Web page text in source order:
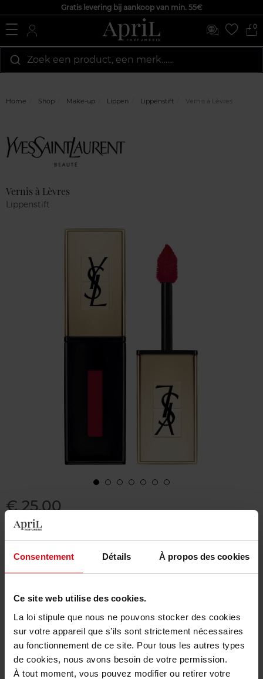
Consentement Détails À propos des cookies
Ce site web utilise des cookies.
La loi stipule que nous ne pouvons stocker des cookies
sur votre appareil que s’ils sont strictement nécessaires
au fonctionnement de ce site. Pour tous les autres types
de cookies, nous avons besoin de votre permission.
À tout moment, vous pouvez modifier ou retirer votre
Gratis levering bij aankoop van min. 55€
0
Zoek een product, een merk…...
Home Shop Make-up Lippen Lippenstift Vernis à Lèvres
Vernis à Lèvres
Lippenstift
€ 25,00
Kleur
Rouge
Laque
Levering
Dit artikel is momenteel niet beschikbaar
Me verwittigen wanneer het weer beschikbaar
is.